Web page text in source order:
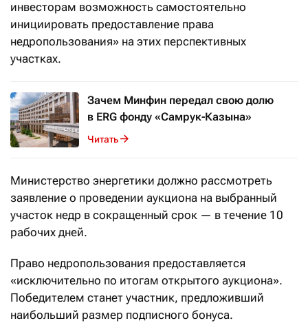
инвесторам возможность самостоятельно
инициировать предоставление права
недропользования» на этих перспективных
участках.
Зачем Минфин передал свою долю
в ERG фонду «Самрук-Казына»
Читать
Министерство энергетики должно рассмотреть
заявление о проведении аукциона на выбранный
участок недр в сокращенный срок — в течение 10
рабочих дней.
Право недропользования предоставляется
«исключительно по итогам открытого аукциона».
Победителем станет участник, предложивший
наибольший размер подписного бонуса.